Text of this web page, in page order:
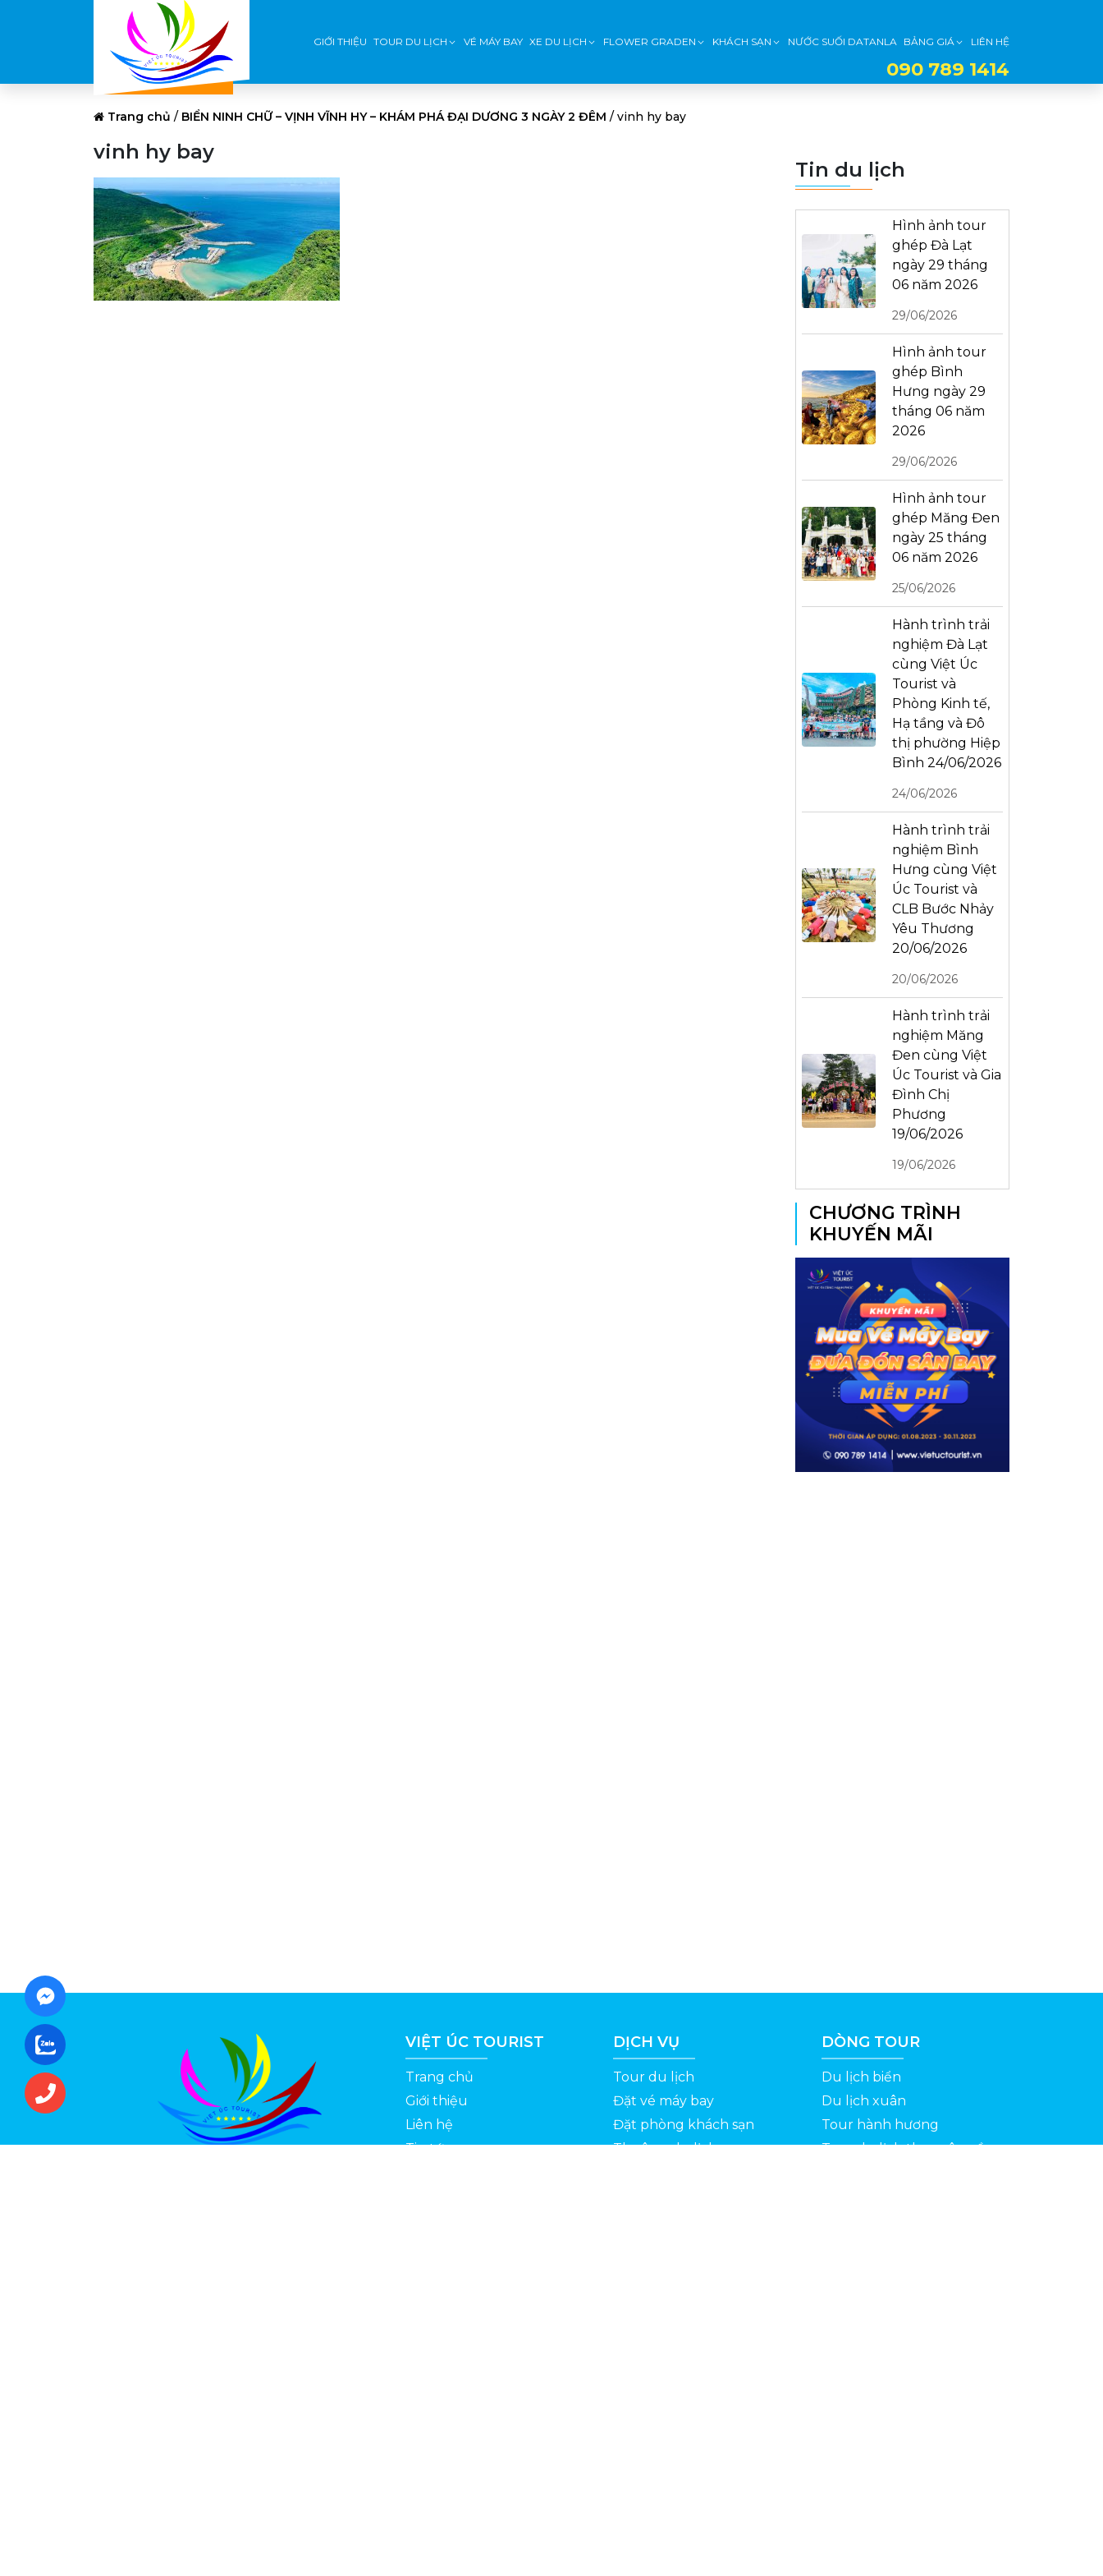
GIỚI THIỆU TOUR DU LỊCH VÉ MÁY BAY XE DU LỊCH FLOWER GRADEN KHÁCH SẠN NƯỚC SUỐI DATANLA BẢNG GIÁ LIÊN HỆ
090 789 1414
Trang chủ / BIỂN NINH CHỮ – VỊNH VĨNH HY – KHÁM PHÁ ĐẠI DƯƠNG 3 NGÀY 2 ĐÊM / vinh hy bay
vinh hy bay
Tin du lịch
Hình ảnh tour
ghép Đà Lạt
ngày 29 tháng
06 năm 2026
29/06/2026
Hình ảnh tour
ghép Bình
Hưng ngày 29
tháng 06 năm
2026
29/06/2026
Hình ảnh tour
ghép Măng Đen
ngày 25 tháng
06 năm 2026
25/06/2026
Hành trình trải
nghiệm Đà Lạt
cùng Việt Úc
Tourist và
Phòng Kinh tế,
Hạ tầng và Đô
thị phường Hiệp
Bình 24/06/2026
24/06/2026
Hành trình trải
nghiệm Bình
Hưng cùng Việt
Úc Tourist và
CLB Bước Nhảy
Yêu Thương
20/06/2026
20/06/2026
Hành trình trải
nghiệm Măng
Đen cùng Việt
Úc Tourist và Gia
Đình Chị
Phương
19/06/2026
19/06/2026
CHƯƠNG TRÌNH
KHUYẾN MÃI
VIỆT ÚC TOURIST
Trang chủ
Giới thiệu
Liên hệ
Tin tức
DỊCH VỤ
Tour du lịch
Đặt vé máy bay
Đặt phòng khách sạn
Thuê xe du lịch
DÒNG TOUR
Du lịch biển
Du lịch xuân
Tour hành hương
Tour du lịch theo yêu cầu